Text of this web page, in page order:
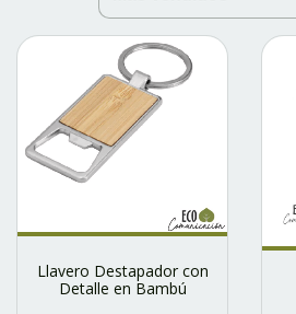
Llavero Destapador con
Detalle en Bambú